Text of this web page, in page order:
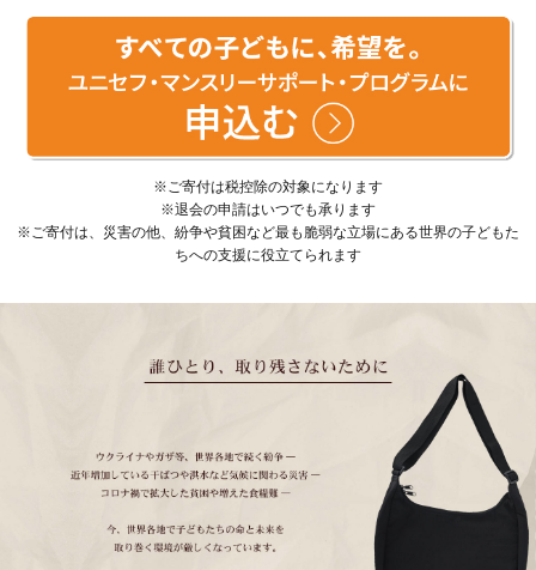
※ご寄付は税控除の対象になります
※退会の申請はいつでも承ります
※ご寄付は、災害の他、紛争や貧困など最も脆弱な立場にある世界の子どもた
ちへの支援に役立てられます